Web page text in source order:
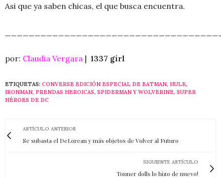
Asi que ya saben chicas, el que busca encuentra.
por: Claudia Vergara | 1337 girl
ETIQUETAS: CONVERSE EDICIÓN ESPECIAL DE BATMAN, HULK,
IRONMAN, PRENDAS HEROICAS, SPIDERMAN Y WOLVERINE, SUPER
HÉROES DE DC
ARTÍCULO ANTERIOR
Se subasta el DeLorean y más objetos de Volver al Futuro
SIGUIENTE ARTÍCULO
Tonner dolls lo hizo de nuevo!